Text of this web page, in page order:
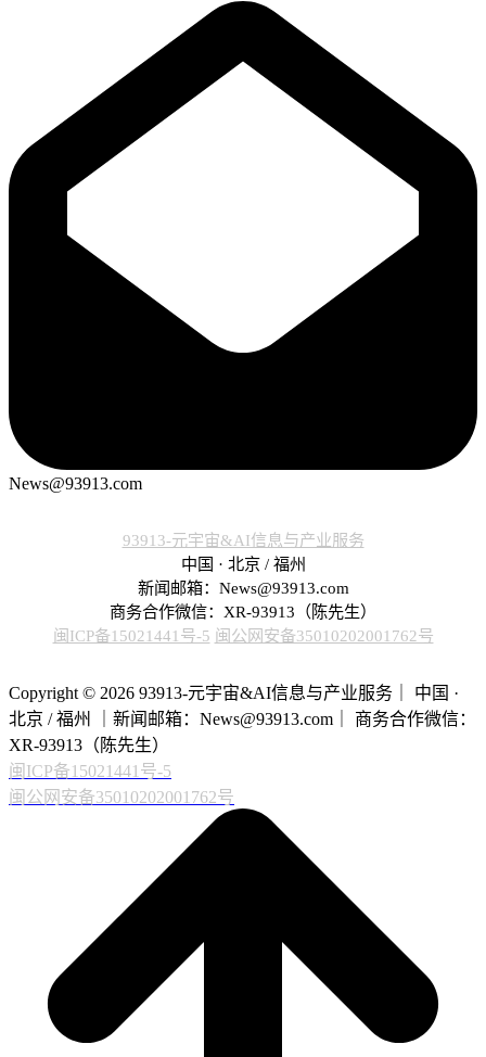
News@93913.com
93913-元宇宙&AI信息与产业服务
中国 · 北京 / 福州
新闻邮箱：News@93913.com
商务合作微信：XR-93913（陈先生）
闽ICP备15021441号-5 闽公网安备35010202001762号
Copyright © 2026 93913-元宇宙&AI信息与产业服务｜ 中国 ·
北京 / 福州 ｜新闻邮箱：News@93913.com｜ 商务合作微信：
XR-93913（陈先生）
闽ICP备15021441号-5
闽公网安备35010202001762号